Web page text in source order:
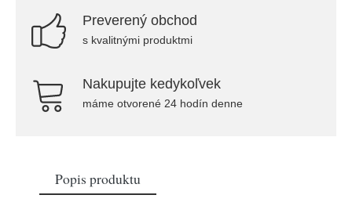
Preverený obchod
s kvalitnými produktmi
Nakupujte kedykoľvek
máme otvorené 24 hodín denne
Popis produktu